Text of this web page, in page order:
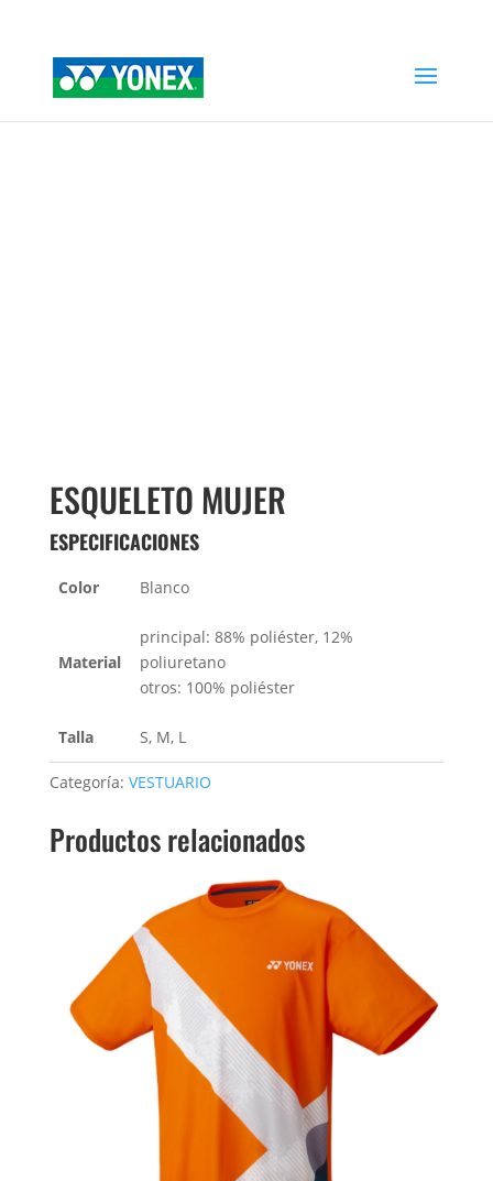
Home»Tienda»ESQUELETO MUJER
ESQUELETO MUJER
ESPECIFICACIONES
Color Blanco
Material
principal: 88% poliéster, 12%
poliuretano
otros: 100% poliéster
Talla S, M, L
Categoría: VESTUARIO
Productos relacionados